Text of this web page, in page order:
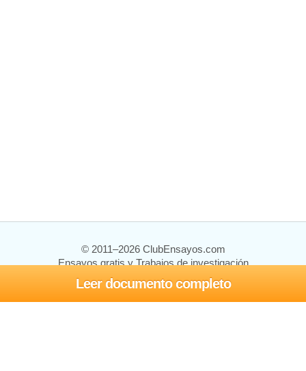
Leer documento completo
© 2011–2026 ClubEnsayos.com
Ensayos gratis y Trabajos de investigación